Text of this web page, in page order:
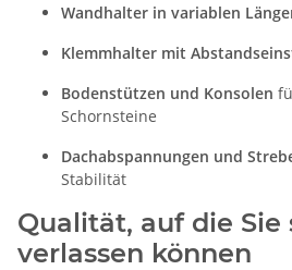
Wandhalter in variablen
Klemmhalter mit
Bodenstützen und Konsolen
Schornsteine
Dachabspannungen und
Stabilität
Qualität, auf die Sie
verlassen können